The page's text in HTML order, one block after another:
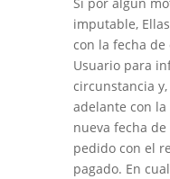
imputable,
con la fecha
Usuario para
circunstancia
adelante con
nueva fecha
pedido con el
pagado. En